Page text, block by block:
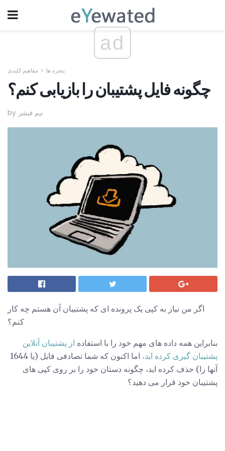
ad
پنجره ها مفاهیم کلیدی
چگونه فایل پشتیبان را بازیابی کنم؟
by تیم فیشر
اگر من نیاز به کپی یک پرونده ای که پشتیبان آن هستم چه کار
کنم؟
بنابراین همه داده های مهم خود را با استفاده از پشتیبان آنلاین
پشتیبان گیری کرده اید،
اما اکنون که شما تصادفی فایل (یا 1644
آنها را) حذف کرده اید، چگونه دستان خود را بر روی کپی های
پشتیبان خود قرار می دهید؟